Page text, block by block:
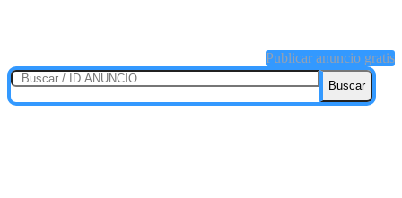
Publicar anuncio gratis
Buscar